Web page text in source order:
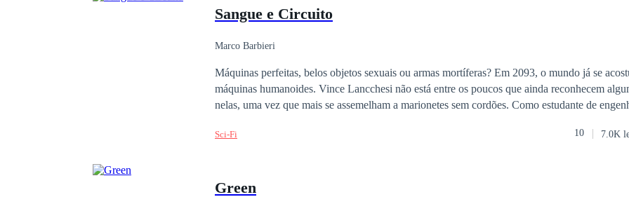
Sangue e Circuito
Marco Barbieri
Máquinas perfeitas, belos objetos sexuais ou armas mortíferas? Em 2093, o mundo já se acostumou com
máquinas humanoides. Vince Lancchesi não está entre os poucos que ainda reconhecem
nelas, uma vez que mais se assemelham a marionetes sem cordões. Como estudante de
chance de manifestar seu talento aparece quando o jovem recebe convite para participar de
ser a oportunidade da vida de Vince, até que, ao aceitá-la, ele se vê envolvido numa trama
Sci-Fi 10 7.0K
Green